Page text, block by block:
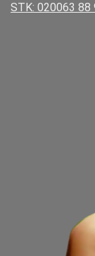
STK: 020063 88